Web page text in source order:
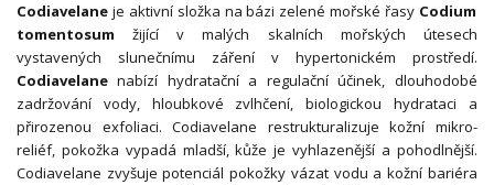
Codiavelane je aktivní složka na bázi zelené mořské řasy Codium
tomentosum žijící v malých skalních mořských útesech
vystavených slunečnímu záření v hypertonickém prostředí.
Codiavelane nabízí hydratační a regulační účinek, dlouhodobé
zadržování vody, hloubkové zvlhčení, biologickou hydrataci a
přirozenou exfoliaci. Codiavelane restrukturalizuje kožní mikro-
reliéf, pokožka vypadá mladší, kůže je vyhlazenější a pohodlnější.
Codiavelane zvyšuje potenciál pokožky vázat vodu a kožní bariéra